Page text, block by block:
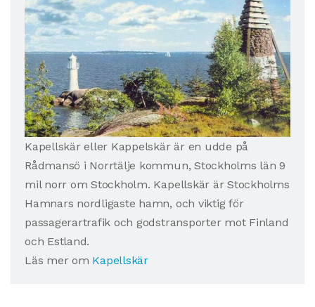
Kapellskär eller Kappelskär är en udde på
Rådmansö i Norrtälje kommun, Stockholms län 9
mil norr om Stockholm. Kapellskär är Stockholms
Hamnars nordligaste hamn, och viktig för
passagerartrafik och godstransporter mot Finland
och Estland.
Läs mer om Kapellskär